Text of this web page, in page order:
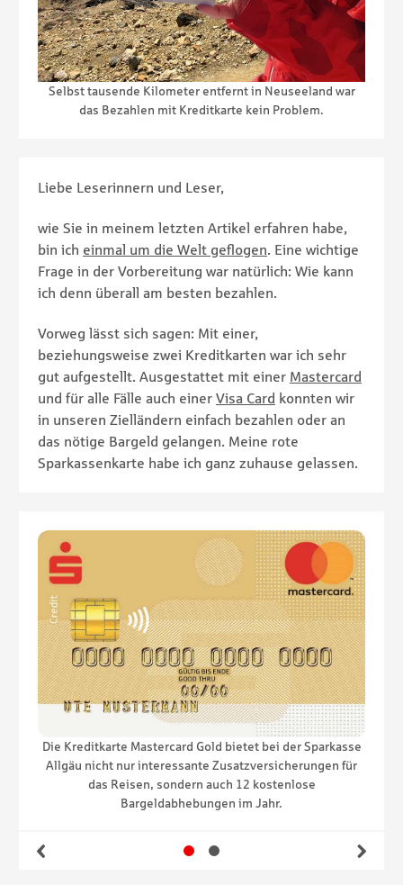
Selbst tausende Kilometer entfernt in Neuseeland war
das Bezahlen mit Kreditkarte kein Problem.
Liebe Leserinnern und Leser,
wie Sie in meinem letzten Artikel erfahren habe,
bin ich einmal um die Welt geflogen. Eine wichtige
Frage in der Vorbereitung war natürlich: Wie kann
ich denn überall am besten bezahlen.
Vorweg lässt sich sagen: Mit einer,
beziehungsweise zwei Kreditkarten war ich sehr
gut aufgestellt. Ausgestattet mit einer Mastercard
und für alle Fälle auch einer Visa Card konnten wir
in unseren Zielländern einfach bezahlen oder an
das nötige Bargeld gelangen. Meine rote
Sparkassenkarte habe ich ganz zuhause gelassen.
Die Kreditkarte Mastercard Gold bietet bei der Sparkasse
Allgäu nicht nur interessante Zusatzversicherungen für
das Reisen, sondern auch 12 kostenlose
Bargeldabhebungen im Jahr.
Gehe zu Slide 1